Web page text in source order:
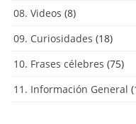
08. Videos (8)
09. Curiosidades (18)
10. Frases célebres (75)
11. Información General